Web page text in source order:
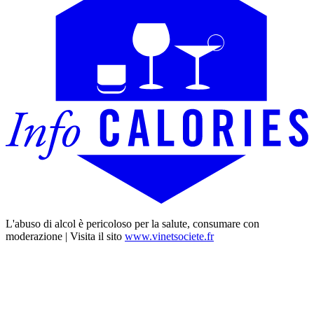
L'abuso di alcol è pericoloso per la salute, consumare con
moderazione | Visita il sito www.vinetsociete.fr